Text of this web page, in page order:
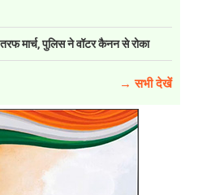
मार्च, पुलिस ने वॉटर कैनन से रोका
→ सभी देखें